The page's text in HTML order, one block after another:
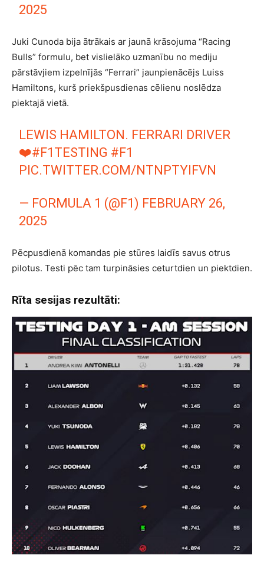
2025
Juki Cunoda bija ātrākais ar jaunā krāsojuma “Racing
Bulls” formulu, bet vislielāko uzmanību no mediju
pārstāvjiem izpelnījās “Ferrari” jaunpienācējs Luiss
Hamiltons, kurš priekšpusdienas cēlienu noslēdza
piektajā vietā.
LEWIS HAMILTON. FERRARI DRIVER
❤️#F1TESTING #F1
PIC.TWITTER.COM/NTNPTYIFVN
— FORMULA 1 (@F1) FEBRUARY 26,
2025
Pēcpusdienā komandas pie stūres laidīs savus otrus
pilotus. Testi pēc tam turpināsies ceturtdien un piektdien.
Rīta sesijas rezultāti: